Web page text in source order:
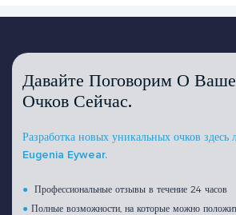
Давайте Поговорим О
Очков Сейчас.
Разработка новых уникальных очков здесь
Eugenia Eywear.
● Профессиональные отзывы в течение 24 часов
●Полные возможности, на которые можно